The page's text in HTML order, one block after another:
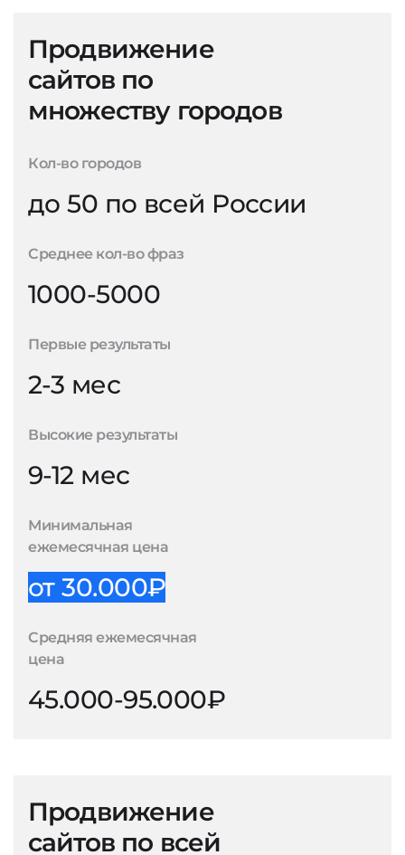
Продвижение
сайтов по
множеству городов
Кол-во городов
до 50 по всей России
Среднее кол-во фраз
1000-5000
Первые результаты
2-3 мес
Высокие результаты
9-12 мес
Минимальная
ежемесячная цена
от 30.000₽
Средняя ежемесячная
цена
45.000-95.000₽
Продвижение
сайтов по всей